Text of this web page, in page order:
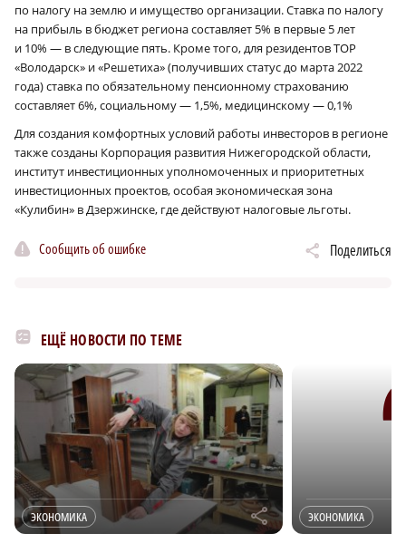
по налогу на землю и имущество организации. Ставка по налогу
на прибыль в бюджет региона составляет 5% в первые 5 лет
и 10% — в следующие пять. Кроме того, для резидентов ТОР
«Володарск» и «Решетиха» (получивших статус до марта 2022
года) ставка по обязательному пенсионному страхованию
составляет 6%, социальному — 1,5%, медицинскому — 0,1%
Для создания комфортных условий работы инвесторов в регионе
также созданы Корпорация развития Нижегородской области,
институт инвестиционных уполномоченных и приоритетных
инвестиционных проектов, особая экономическая зона
«Кулибин» в Дзержинске, где действуют налоговые льготы.
Сообщить об ошибке Поделиться
ЕЩЁ НОВОСТИ ПО ТЕМЕ
ЭКОНОМИКА r ЭКОНОМИКА